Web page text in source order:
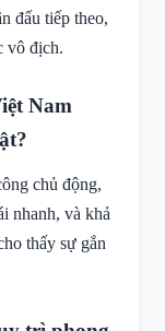
đấu tiếp theo,
vô địch.
Nam
chủ động,
nhanh, và khả
thấy sự gắn